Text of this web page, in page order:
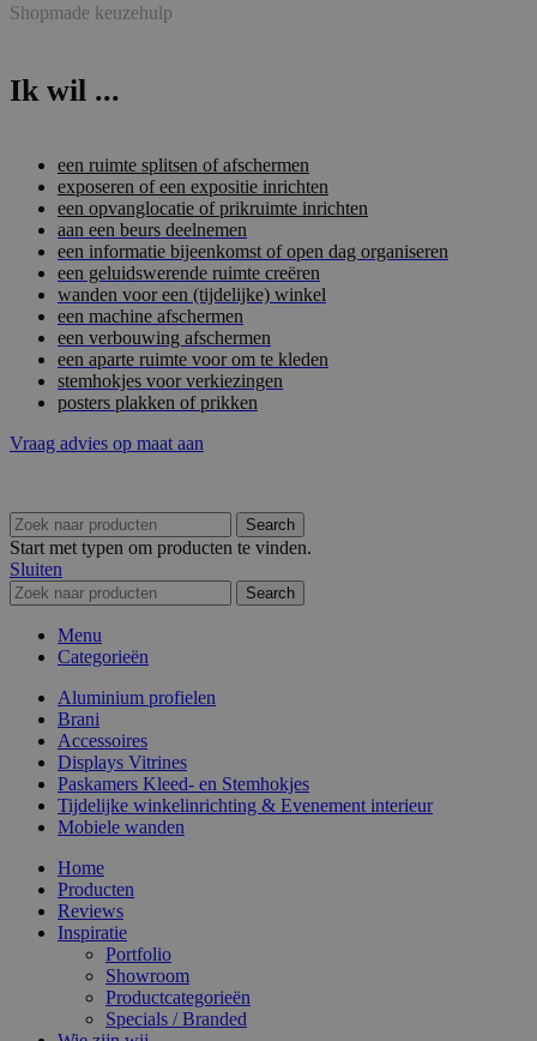
Shopmade keuzehulp
Ik wil ...
een ruimte splitsen of afschermen
exposeren of een expositie inrichten
een opvanglocatie of prikruimte inrichten
aan een beurs deelnemen
een informatie bijeenkomst of open dag organiseren
een geluidswerende ruimte creëren
wanden voor een (tijdelijke) winkel
een machine afschermen
een verbouwing afschermen
een aparte ruimte voor om te kleden
stemhokjes voor verkiezingen
posters plakken of prikken
Vraag advies op maat aan
Search
Start met typen om producten te vinden.
Sluiten
Search
Menu
Categorieën
Aluminium profielen
Brani
Accessoires
Displays Vitrines
Paskamers Kleed- en Stemhokjes
Tijdelijke winkelinrichting & Evenement interieur
Mobiele wanden
Home
Producten
Reviews
Inspiratie
Portfolio
Showroom
Productcategorieën
Specials / Branded